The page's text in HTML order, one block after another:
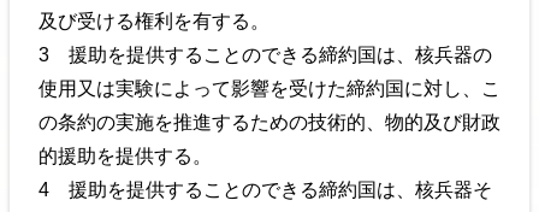
及び受ける権利を有する。
3 援助を提供することのできる締約国は、核兵器の
使用又は実験によって影響を受けた締約国に対し、こ
の条約の実施を推進するための技術的、物的及び財政
的援助を提供する。
4 援助を提供することのできる締約国は、核兵器そ